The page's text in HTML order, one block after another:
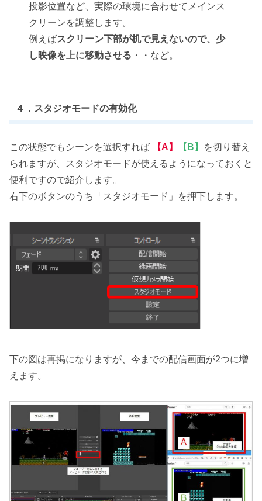
投影位置など、実際の環境に合わせてメインス
クリーンを調整します。
例えばスクリーン下部が机で見えないので、少
し映像を上に移動させる ・・など。
４．スタジオモードの有効化
この状態でもシーンを選択すれば 【A】 【B】
を切り替え
られますが、スタジオモードが使えるようになっておくと
便利ですので紹介します。
右下のボタンのうち「スタジオモード」を押下します。
下の図は再掲になりますが、今までの配信画面が2つに増
えます。